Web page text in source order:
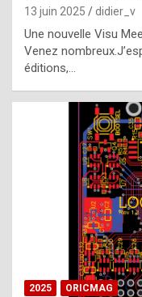
13 juin 2025 didier_v
Une nouvelle Visu
Venez
éditions,…
2025 ORICMAG